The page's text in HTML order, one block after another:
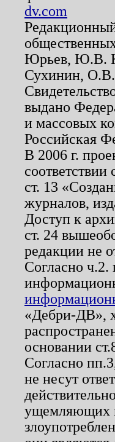
dv.com
Юрьев, Ю.В.
Сухинин, О.В.
выдано
и массовых
Российская
В 2006 г.
соответствии
ст. 13
журналов,
Доступ к
ст. 24
редакции не
Согласно ч.2.
«Дебри-ДВ»,
основании
Согласно
не несут
ущемляющих